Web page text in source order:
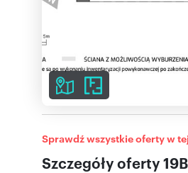
Szczegóły oferty 19B
Sprawdź wszystkie oferty w